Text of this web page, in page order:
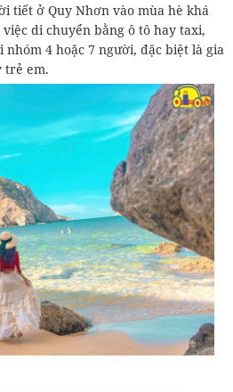
tiết ở Quy Nhơn vào mùa hè khá
di chuyển bằng ô tô hay taxi,
4 hoặc 7 người, đặc biệt là gia
trẻ em.